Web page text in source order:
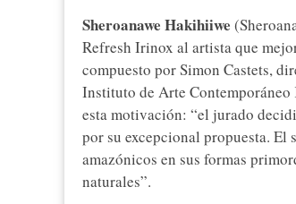
Sheroanawe Hakihiiwe
Refresh Irinox al artista que
compuesto por Simon Castets,
Instituto de Arte
esta motivación: “el jurado
por su excepcional propuesta.
amazónicos en sus formas
naturales”.